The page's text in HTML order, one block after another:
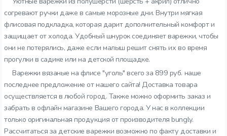
согревают ручки даже в самые морозные дни. Внутри мягкая
флисовая подкладка, которая дарит дополнительный комфорт и
защищает от холода. Удобный шнурок соединяет варежки, чтобы
они не потерялись, даже если малыш решит снять их во время
прогулки в садике или на детской площадке.
Варежки вязаные на флисе "уголь" всего за 899 руб. наше
последнее предложение от нашего сайта! Доставка товара
осуществляется в любой город. Также можно оформить заказ и
забрать в офлайн магазине Вашего города. У нас в коллекции
только оригинальная продукция от производителя bungly.
Рассчитаться за детские варежки возможно по факту доставки и